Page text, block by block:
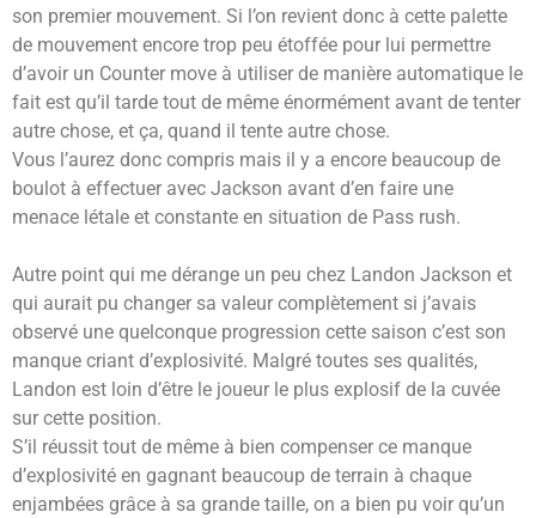
son premier mouvement. Si l’on revient donc à cette palette
de mouvement encore trop peu étoffée pour lui permettre
d’avoir un Counter move à utiliser de manière automatique le
fait est qu’il tarde tout de même énormément avant de tenter
autre chose, et ça, quand il tente autre chose.
Vous l’aurez donc compris mais il y a encore beaucoup de
boulot à effectuer avec Jackson avant d’en faire une
menace létale et constante en situation de Pass rush.
Autre point qui me dérange un peu chez Landon Jackson et
qui aurait pu changer sa valeur complètement si j’avais
observé une quelconque progression cette saison c’est son
manque criant d’explosivité. Malgré toutes ses qualités,
Landon est loin d’être le joueur le plus explosif de la cuvée
sur cette position.
S’il réussit tout de même à bien compenser ce manque
d’explosivité en gagnant beaucoup de terrain à chaque
enjambées grâce à sa grande taille, on a bien pu voir qu’un